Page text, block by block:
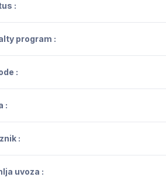
:
program :
:
:
:
uvoza :